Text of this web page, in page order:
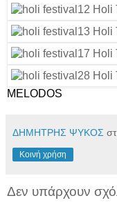
MELODOS
ΔΗΜΗΤΡΗΣ ΨΥΚΟΣ
Κοινή χρήση
Δεν υπάρχουν